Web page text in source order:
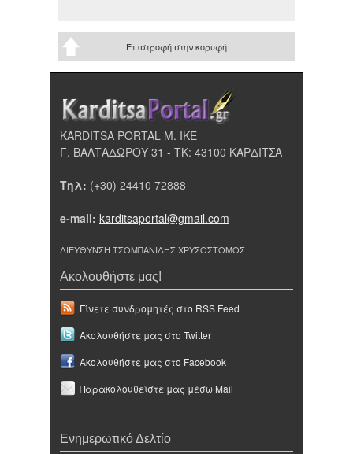
Επιστροφή στην κορυφή
KARDITSA PORTAL Μ. ΙΚΕ
Γ. ΒΑΛΤΑΔΩΡΟΥ 31 - ΤΚ: 43100 ΚΑΡΔΙΤΣΑ
Τηλ: (+30) 24410 72888
e-mail: karditsaportal@gmail.com
ΔΙΕΥΘΥΝΣΗ ΤΣΟΜΠΑΝΙΔΗΣ ΧΡΥΣΟΣΤΟΜΟΣ
Ακολουθήστε μας!
Γίνετε συνδρομητές στο RSS Feed
Ακολουθήστε μας στο Twitter
Ακολουθήστε μας στο Facebook
Παρακολουθείστε μας μέσω Mail
Ενημερωτικό Δελτίο